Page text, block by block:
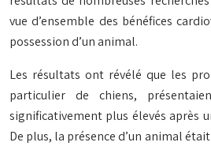
vue d’ensemble des bénéfices
possession d’un animal.
Les résultats ont révélé que les
particulier de chiens,
significativement plus élevés après
De plus, la présence d’un animal